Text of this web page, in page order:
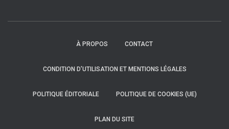
À PROPOS CONTACT
CONDITION D’UTILISATION ET MENTIONS LÉGALES
POLITIQUE ÉDITORIALE POLITIQUE DE COOKIES (UE)
PLAN DU SITE